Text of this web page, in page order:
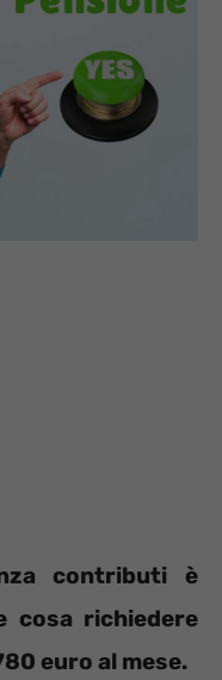
contributi è
cosa richiedere
euro al mese.